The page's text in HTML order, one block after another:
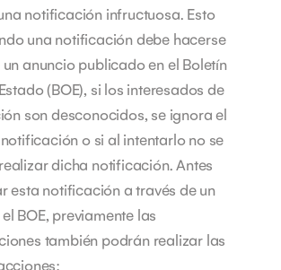
notificación infructuosa. Esto
una notificación debe hacerse
anuncio publicado en el Boletín
(BOE), si los interesados de
son desconocidos, se ignora el
o si al intentarlo no se
dicha notificación.Antes
esta notificación a través de un
BOE, previamente las
también podrán realizar las